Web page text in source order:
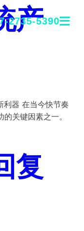
2735-5390
产
利器 在当今快节奏
关键因素之一。
复